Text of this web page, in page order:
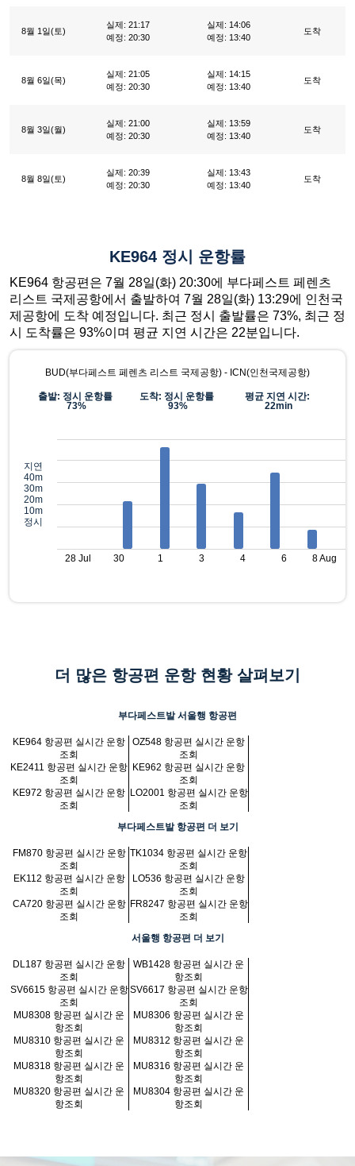
8월 1일(토)
실제: 21:17
예정: 20:30
실제: 14:06
예정: 13:40
도착
8월 6일(목)
실제: 21:05
예정: 20:30
실제: 14:15
예정: 13:40
도착
8월 3일(월)
실제: 21:00
예정: 20:30
실제: 13:59
예정: 13:40
도착
8월 8일(토)
실제: 20:39
예정: 20:30
실제: 13:43
예정: 13:40
도착
KE964 정시 운항률
KE964 항공편은 7월 28일(화) 20:30에 부다페스트 페렌츠
리스트 국제공항에서 출발하여 7월 28일(화) 13:29에 인천국
제공항에 도착 예정입니다. 최근 정시 출발률은 73%, 최근 정
시 도착률은 93%이며 평균 지연 시간은 22분입니다.
BUD(부다페스트 페렌츠 리스트 국제공항) - ICN(인천국제공항)
출발: 정시 운항률
73%
도착: 정시 운항률
93%
평균 지연 시간:
22min
지연
40m
30m
20m
10m
정시
28 Jul 30 1 3 4 6 8 Aug
더 많은 항공편 운항 현황 살펴보기
부다페스트발 서울행 항공편
KE964 항공편 실시간 운항
조회
OZ548 항공편 실시간 운항
조회
KE2411 항공편 실시간 운항
조회
KE962 항공편 실시간 운항
조회
KE972 항공편 실시간 운항
조회
LO2001 항공편 실시간 운항
조회
부다페스트발 항공편 더 보기
FM870 항공편 실시간 운항
조회
TK1034 항공편 실시간 운항
조회
EK112 항공편 실시간 운항
조회
LO536 항공편 실시간 운항
조회
CA720 항공편 실시간 운항
조회
FR8247 항공편 실시간 운항
조회
서울행 항공편 더 보기
DL187 항공편 실시간 운항
조회
WB1428 항공편 실시간 운
항조회
SV6615 항공편 실시간 운항
조회
SV6617 항공편 실시간 운항
조회
MU8308 항공편 실시간 운
항조회
MU8306 항공편 실시간 운
항조회
MU8310 항공편 실시간 운
항조회
MU8312 항공편 실시간 운
항조회
MU8318 항공편 실시간 운
항조회
MU8316 항공편 실시간 운
항조회
MU8320 항공편 실시간 운
항조회
MU8304 항공편 실시간 운
항조회